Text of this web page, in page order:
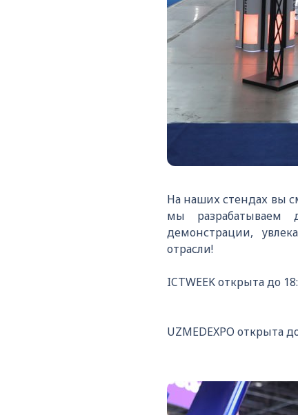
На наших стендах вы
мы разрабатываем
демонстрации,
отрасли!
ICTWEEK открыта до
UZMEDEXPO открыта